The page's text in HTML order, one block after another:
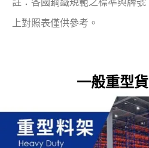
上對照表僅供參考。
一般重型